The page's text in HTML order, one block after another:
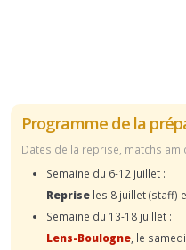
Programme de la
Dates de la reprise, matchs
Semaine du 6-12 juillet :
Reprise les 8 juillet (staff)
Semaine du 13-18 juillet :
Lens-Boulogne , le